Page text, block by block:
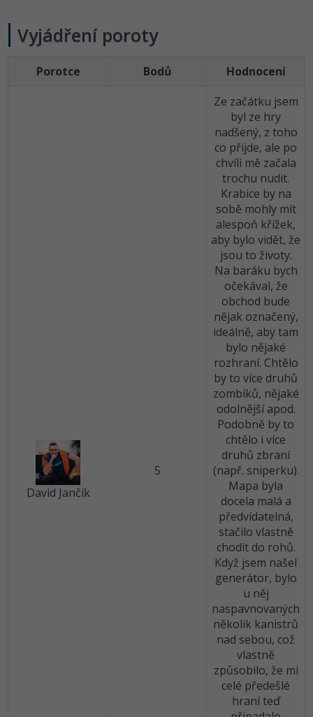
Digitální gramotnost
Marketing
Linux
Sítě
Photoshop -80%
-80%
Blog
Kariéra
Vyjádření poroty
Porotce Bodů Hodnocení
David Jančík
5
Ze začátku jsem
byl ze hry
nadšený, z toho
co přijde, ale po
chvíli mě začala
trochu nudit.
Krabice by na
sobě mohly mít
alespoň křížek,
aby bylo vidět, že
jsou to životy.
Na baráku bych
očekával, že
obchod bude
nějak označený,
ideálně, aby tam
bylo nějaké
rozhraní. Chtělo
by to více druhů
zombíků, nějaké
odolnější apod.
Podobně by to
chtělo i více
druhů zbraní
(např. sniperku).
Mapa byla
docela malá a
předvídatelná,
stačilo vlastně
chodit do rohů.
Když jsem našel
generátor, bylo
u něj
naspavnovaných
několik kanistrů
nad sebou, což
vlastně
způsobilo, že mi
celé předešlé
hraní teď